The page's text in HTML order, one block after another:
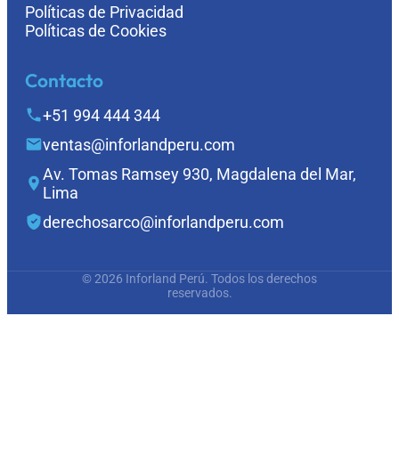
Políticas de Privacidad
Políticas de Cookies
Contacto
+51 994 444 344
ventas@inforlandperu.com
Av. Tomas Ramsey 930, Magdalena del Mar,
Lima
derechosarco@inforlandperu.com
© 2026 Inforland Perú. Todos los derechos
reservados.